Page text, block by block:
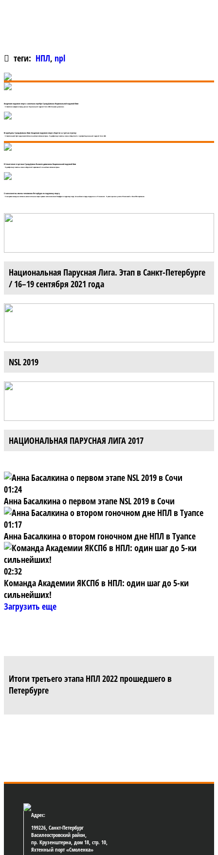
теги: НПЛ, npl
Академия парусного спорта завоевала серебро Гранд-финала Национальной парусной Лиги
В Севастополе завершился Гранд-финал Национальной парусной Лиги 2020 в Высшем дивизионе.
Второй день Гранд-финала Лиги: Академия парусного спорта борется за третью строчку
В Севастопольской бухте продолжается битва сильнейших яхтсменов страны. 13 декабря станут известны имена победителей и призёров Национальной парусной Лиги 2020.
В Севастополе стартовал Гранд-финал Высшего дивизиона Национальной парусной Лиги
13 декабря станут известны имена победителей соревнований сильнейших яхтсменов страны.
Стали известны имена чемпионов Петербурга по парусному спорту
В минувшие выходные состоялись заключительные старты в рамках чемпионата Санкт-Петербурга по парусному спорту. Сильнейших в городе определили в 11 классах яхт. В регате приняли участие 116 экипажей и более 500 спортсменов.
Национальная Парусная Лига. Этап в Санкт-Петербурге
/ 16–19 сентября 2021 года
NSL 2019
НАЦИОНАЛЬНАЯ ПАРУСНАЯ ЛИГА 2017
01:24
Анна Басалкина о первом этапе NSL 2019 в Сочи
01:17
Анна Басалкина о втором гоночном дне НПЛ в Туапсе
02:32
Команда Академии ЯКСПб в НПЛ: один шаг до 5-ки
сильнейших!
Загрузить еще
Итоги третьего этапа НПЛ 2022 прошедшего в
Петербурге
Адрес:
199226, Санкт-Петербург
Василеостровский район,
пр. Крузенштерна, дом 18, стр. 10,
Яхтенный порт «Смоленка»